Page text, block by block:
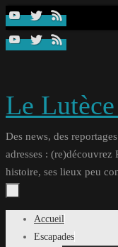
Passer
contenu
Le
Des news, des
adresses : (re)découvrez
histoire, ses lieux peu
Passer
Accueil
Escapades